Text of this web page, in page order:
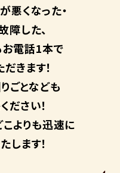
悪くなった・
障した、
お電話1本で
きます！
ごとなども
ださい！
こよりも迅速に
します！